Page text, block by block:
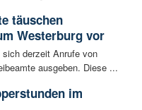
täuschen
Westerburg vor
derzeit Anrufe von
ausgeben. Diese ...
im